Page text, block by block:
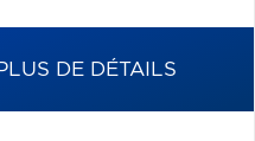
DE DÉTAILS